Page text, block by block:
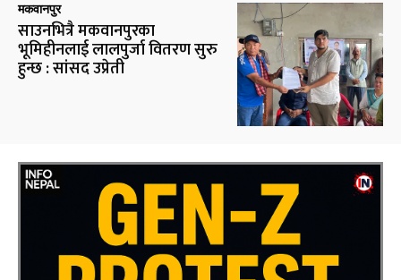
मकवानपुर
साउनभित्रै मकवानपुरका
भूमिहीनलाई लालपुर्जा वितरण सुरु
हुन्छ : सांसद उप्रेती